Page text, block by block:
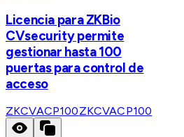
Licencia para ZKBio
CVsecurity permite
gestionar hasta 100
puertas para control de
acceso
ZKCVACP100ZKCVACP100